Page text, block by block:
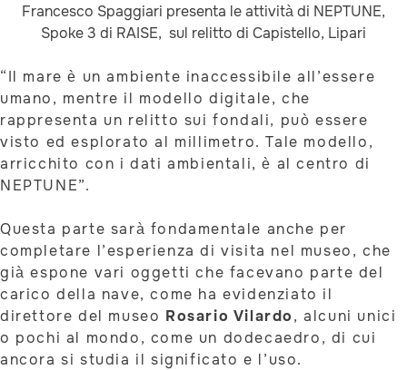
Francesco Spaggiari presenta le attività di NEPTUNE,
Spoke 3 di RAISE, sul relitto di Capistello, Lipari
“Il mare è un ambiente inaccessibile all’essere
umano, mentre il modello digitale, che
rappresenta un relitto sui fondali, può essere
visto ed esplorato al millimetro. Tale modello,
arricchito con i dati ambientali, è al centro di
NEPTUNE”.
Questa parte sarà fondamentale anche per
completare l’esperienza di visita nel museo, che
già espone vari oggetti che facevano parte del
carico della nave, come ha evidenziato il
direttore del museo Rosario Vilardo, alcuni unici
o pochi al mondo, come un dodecaedro, di cui
ancora si studia il significato e l’uso.